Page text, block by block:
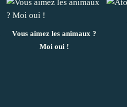
Vous aimez les animaux ?
Moi oui !